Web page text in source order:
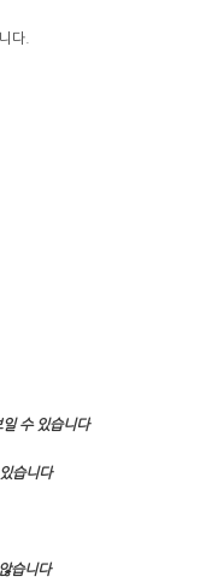
다.
수 있습니다
습니다
습니다